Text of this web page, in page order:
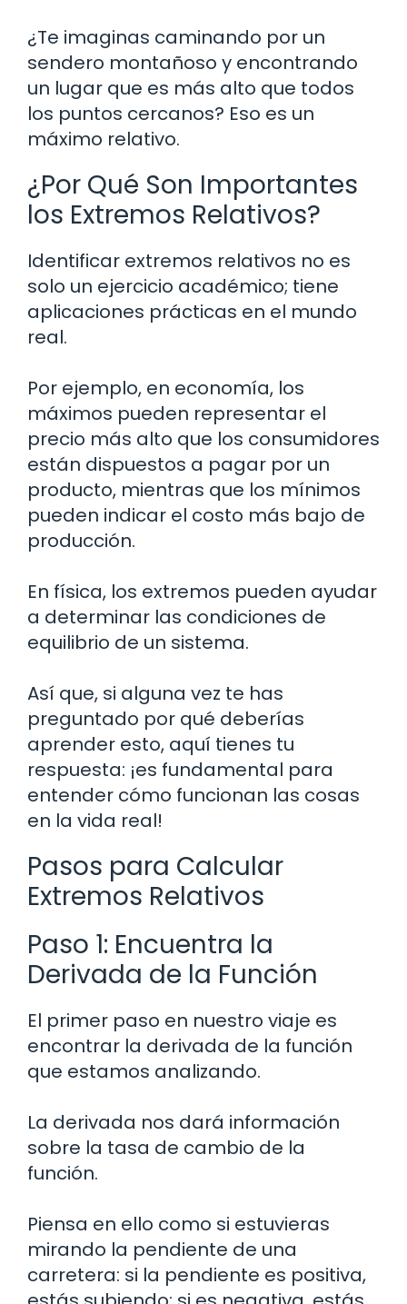
¿Te imaginas caminando por un
sendero montañoso y encontrando
un lugar que es más alto que todos
los puntos cercanos? Eso es un
máximo relativo.
¿Por Qué Son Importantes
los Extremos Relativos?
Identificar extremos relativos no es
solo un ejercicio académico; tiene
aplicaciones prácticas en el mundo
real.
Por ejemplo, en economía, los
máximos pueden representar el
precio más alto que los consumidores
están dispuestos a pagar por un
producto, mientras que los mínimos
pueden indicar el costo más bajo de
producción.
En física, los extremos pueden ayudar
a determinar las condiciones de
equilibrio de un sistema.
Así que, si alguna vez te has
preguntado por qué deberías
aprender esto, aquí tienes tu
respuesta: ¡es fundamental para
entender cómo funcionan las cosas
en la vida real!
Pasos para Calcular
Extremos Relativos
Paso 1: Encuentra la
Derivada de la Función
El primer paso en nuestro viaje es
encontrar la derivada de la función
que estamos analizando.
La derivada nos dará información
sobre la tasa de cambio de la
función.
Piensa en ello como si estuvieras
mirando la pendiente de una
carretera: si la pendiente es positiva,